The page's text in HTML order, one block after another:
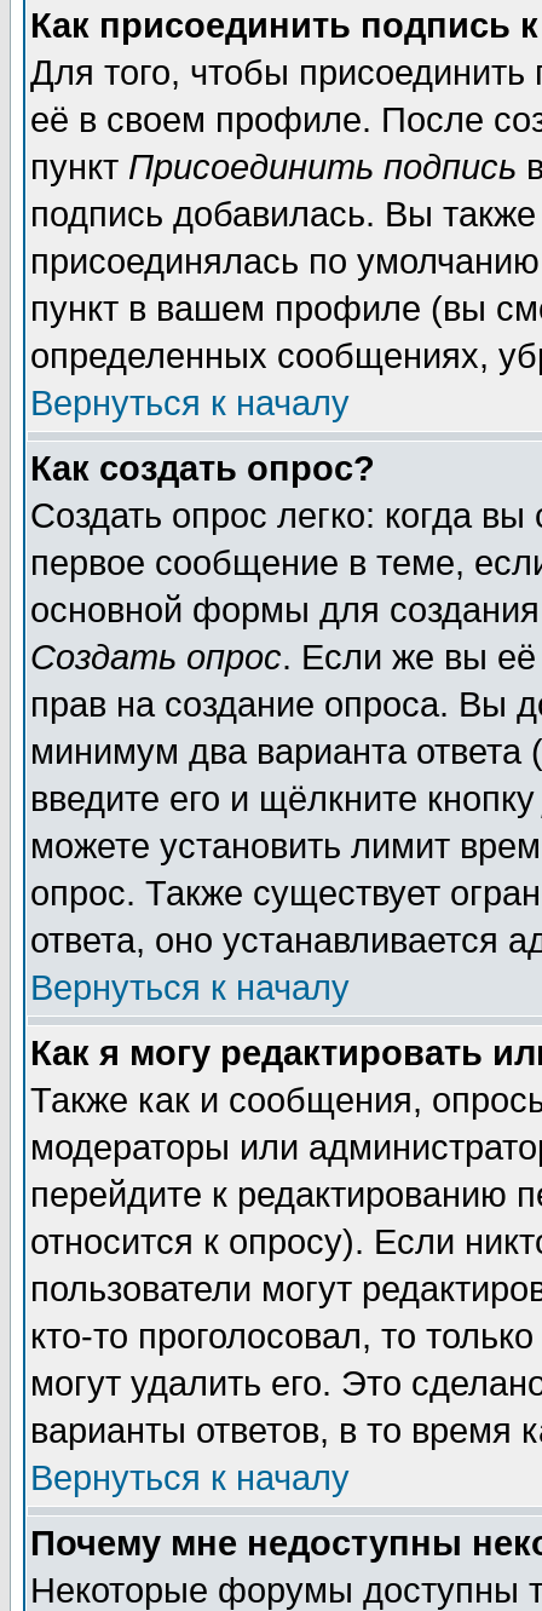
Как присоединить подпись
Для того, чтобы
её в своем профиле. После
пункт Присоединить подпись
подпись добавилась. Вы
присоединялась по
пункт в вашем профиле (вы
определенных сообщениях,
Вернуться к началу
Как создать опрос?
Создать опрос легко: когда
первое сообщение в теме,
основной формы для
Создать опрос. Если же вы её
прав на создание опроса. Вы
минимум два варианта ответа
введите его и щёлкните
можете установить лимит
опрос. Также существует
ответа, оно устанавливается
Вернуться к началу
Как я могу редактировать
Также как и сообщения,
модераторы или
перейдите к редактированию
относится к опросу). Если
пользователи могут
кто-то проголосовал, то
могут удалить его. Это
варианты ответов, в то время
Вернуться к началу
Почему мне недоступны
Некоторые форумы доступны